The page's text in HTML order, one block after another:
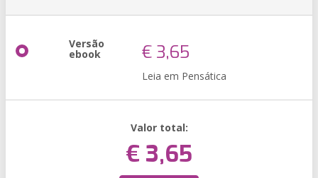
Versão
ebook € 3,65
Leia em Pensática
Valor total:
€ 3,65